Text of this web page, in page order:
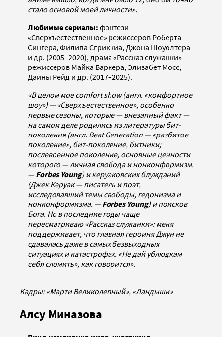
стало основой моей личности».
Любимые сериалы: фэнтези
«Сверхъестественное» режиссеров Роберта
Сингера, Филипа Сгриккиа, Джона Шоуолтера
и др. (2005–2020), драма «Рассказ служанки»
режиссеров Майка Баркера, Элизабет Мосс,
Даины Рейд и др. (2017–2025).
«В целом мое comfort show (англ. «комфортное
шоу») — «Сверхъестественное», особенно
первые сезоны, которые — внезапный факт —
на самом деле родились из литературы бит-
поколения (англ. Beat Generation — «разбитое
поколение», бит-поколение, битники;
послевоенное поколение, основные ценности
которого — личная свобода и нонконформизм.
—Forbes Young) и керуаковских блужданий
(Джек Керуак — писатель и поэт,
исследовавший темы свободы, гедонизма и
нонконформизма. —Forbes Young) и поисков
Бога. Но в последние годы чаще
пересматриваю «Рассказ служанки»: меня
поддерживает, что главная героиня Джун не
сдавалась даже в самых безвыходных
ситуациях и катастрофах. «Не дай ублюдкам
себя сломить», как говорится».
Кадры: «Марти Великолепный», «Ландыши»
Алсу Миназова